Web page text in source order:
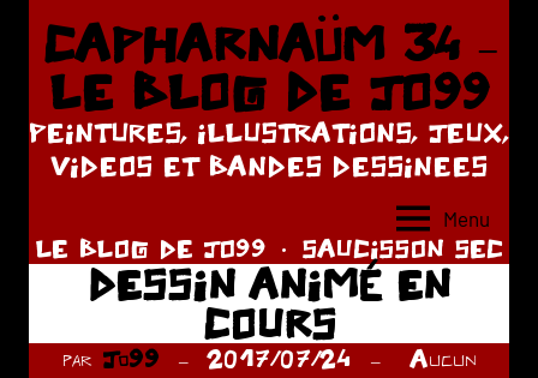
Aller
contenu
CAPHARNAÜM 34 –
LE BLOG DE JO99
PEINTURES, ILLUSTRATIONS, JEUX,
VIDEOS ET BANDES DESSINEES
Menu
LE BLOG DE JO99 SAUCISSON SEC
DESSIN ANIMÉ EN
COURS
par Jo99 2017/07/24
Aucun